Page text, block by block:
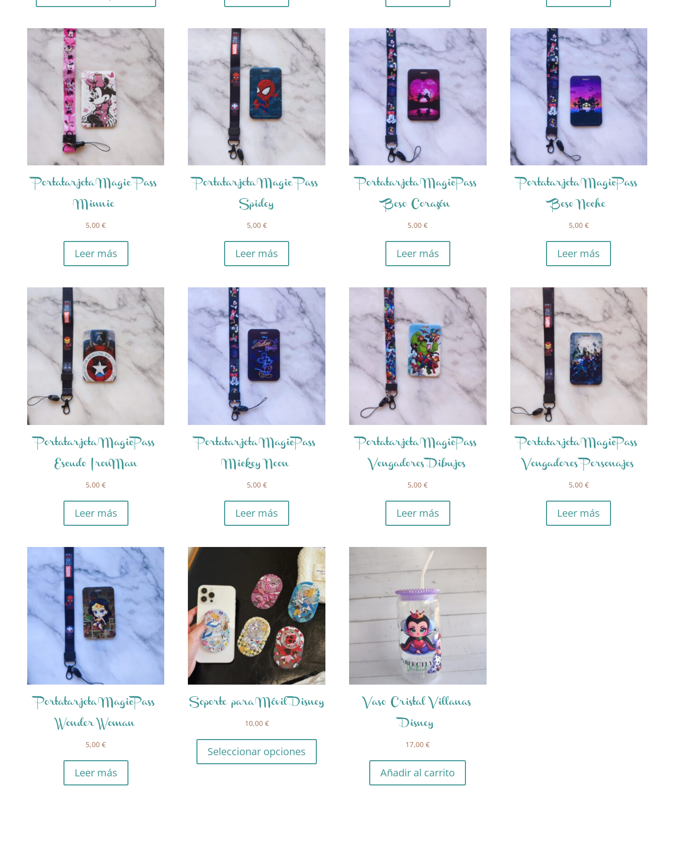
Portatarjeta Magic Pass
Minnie
5,00€
Leer más
Portatarjeta Magic Pass
Spidey
5,00 €
Leer más
Portatarjeta MagicPass
Beso Corazón
5,00€
Leer más
Portatarjeta MagicPass
Beso Noche
5,00 €
Leer más
Portatarjeta MagicPass
Escudo IronMan
5,00€
Leer más
Portatarjeta MagicPass
Mickey Neon
5,00 €
Leer más
Portatarjeta MagicPass
Vengadores Dibujos
5,00€
Leer más
Portatarjeta MagicPass
Vengadores Personajes
5,00 €
Leer más
Portatarjeta MagicPass
Wonder Woman
5,00€
Leer más
Soporte para Móvil Disney
10,00 €
Seleccionar opciones
Vaso Cristal Villanas
Disney
17,00€
Añadir al carrito